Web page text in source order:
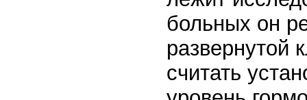
больных он
развернутой
считать